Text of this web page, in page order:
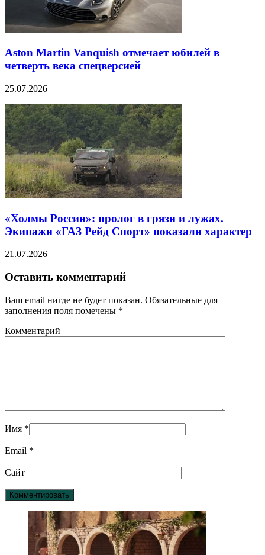
Aston Martin Vanquish отмечает юбилей в
четверть века спецверсией
25.07.2026
«Холмы России»: пролог в грязи и лужах.
Экипажи «ГАЗ Рейд Спорт» показали характер
21.07.2026
Оставить комментарий
Ваш email нигде не будет показан. Обязательные для
заполнения поля помечены *
Комментарий
Имя *
Email *
Сайт